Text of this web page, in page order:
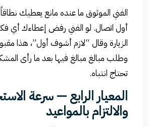
الفني الموثوق ما عنده مانع يعطيك
أول اتصال. لو الفني رفض إعطاءك أي
الزيارة وقال “لازم أشوف أول”، هذا
وطلب مبالغ مبالغ فيها بعد ما رأى
تحتاج انتباه.
المعيار الرابع — سرعة
والالتزام بالمواعيد